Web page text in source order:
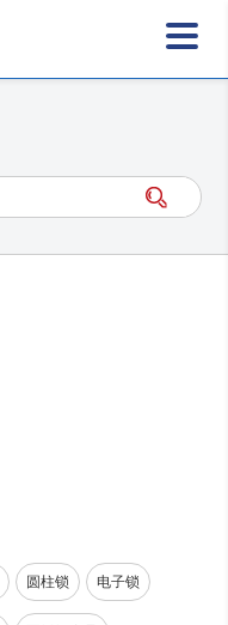
圆柱锁 电子锁